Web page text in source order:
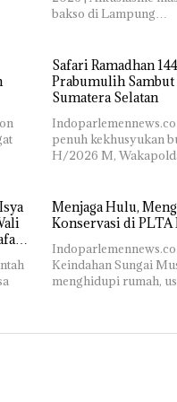
bakso di Lampung…
Safari Ramadhan
Prabumulih
Sumatera Selatan
penuh kekhusyukan
H/2026 M,
Menjaga Hulu,
Konservasi di
Keindahan Sungai
menghidupi rumah,